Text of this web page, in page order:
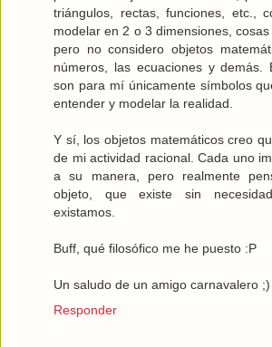
triángulos, rectas, funciones, etc.,
modelar en 2 o 3 dimensiones,
pero no considero objetos
números, las ecuaciones y demás.
son para mí únicamente símbolos
entender y modelar la realidad.
Y sí, los objetos matemáticos creo
de mi actividad racional. Cada uno
a su manera, pero realmente
objeto, que existe sin
existamos.
Buff, qué filosófico me he puesto :P
Un saludo de un amigo carnavalero ;)
Responder